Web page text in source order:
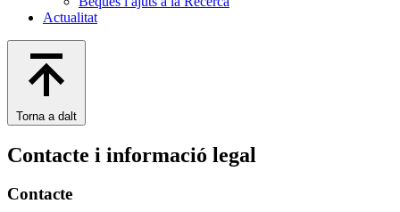
Actualitat
Torna a dalt
Contacte i informació legal
Contacte